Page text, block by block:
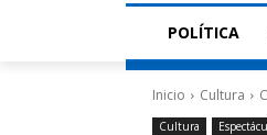
POLÍTICA
Inicio Cultura
Cultura